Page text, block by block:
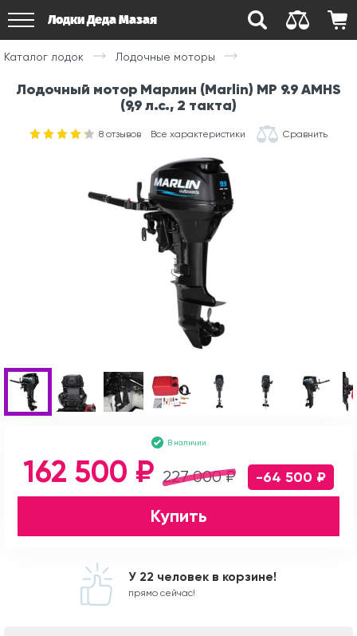
Лодки Деда Мазая
Каталог лодок Лодочные моторы
Лодочный мотор Марлин (Marlin) MP 9.9 AMHS
(9,9 л.с., 2 такта)
8 отзывов Все характеристики Сравнить
В наличии
227 000 ₽
162 500 ₽ -64 500 ₽
Купить
У 22 человек в корзине!
прямо сейчас!